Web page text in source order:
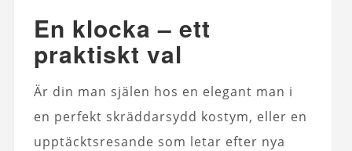
En klocka – ett
praktiskt val
Är din man själen hos en elegant man i
en perfekt skräddarsydd kostym, eller en
upptäcktsresande som letar efter nya